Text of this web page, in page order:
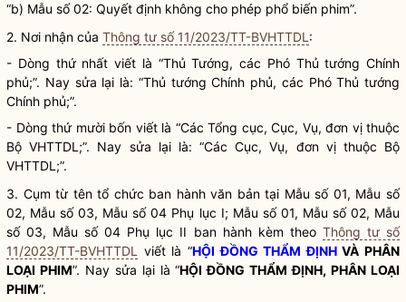
“b) Mẫu số 02: Quyết định không cho phép phổ biến phim”.
2. Nơi nhận của Thông tư số 11/2023/TT-BVHTTDL :
- Dòng thứ nhất viết là “Thủ Tướng, các Phó Thủ tướng Chính
phủ;”. Nay sửa lại là: “Thủ tướng Chính phủ, các Phó Thủ tướng
Chính phủ;”.
- Dòng thứ mười bốn viết là “Các Tổng cục, Cục, Vụ, đơn vị thuộc
Bộ VHTTDL;”. Nay sửa lại là: “Các Cục, Vụ, đơn vị thuộc Bộ
VHTTDL;”.
3. Cụm từ tên tổ chức ban hành văn bản tại Mẫu số 01, Mẫu số
02, Mẫu số 03, Mẫu số 04 Phụ lục I; Mẫu số 01, Mẫu số 02, Mẫu
số 03, Mẫu số 04 Phụ lục II ban hành kèm theo Thông tư số
11/2023/TT-BVHTTDL
viết là “HỘI ĐỒNG THẨM ĐỊNHVÀ PHÂN
LOẠI PHIM”. Nay sửa lại là “HỘI ĐỒNG THẨM ĐỊNH, PHÂN LOẠI
PHIM”.